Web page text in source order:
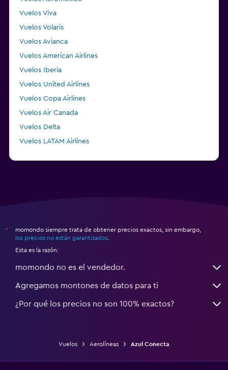
Vuelos Viva
Vuelos Volaris
Vuelos Avianca
Vuelos American Airlines
Vuelos Iberia
Vuelos United Airlines
Vuelos Copa Airlines
Vuelos Air Canada
Vuelos Delta
Vuelos LATAM Airlines
*
momondo siempre trata de obtener precios exactos, sin embargo,
los precios no están garantizados
Esta es la razón:
momondo no es el vendedor.
Agregamos montones de datos para ti
¿Por qué los precios no son 100% exactos?
Vuelos Aerolíneas Azul Conecta